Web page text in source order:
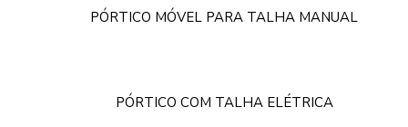
PÓRTICO MÓVEL PARA TALHA MANUAL
PÓRTICO COM TALHA ELÉTRICA